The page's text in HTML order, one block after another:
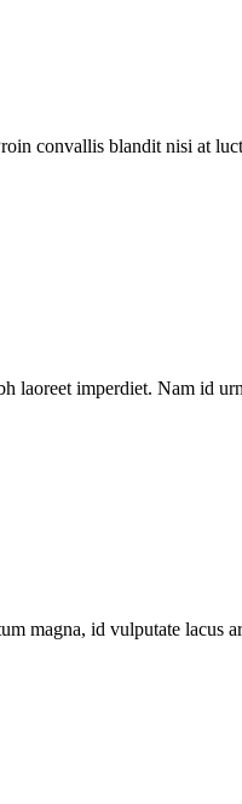
convallis blandit nisi at
laoreet imperdiet. Nam id
magna, id vulputate lacus